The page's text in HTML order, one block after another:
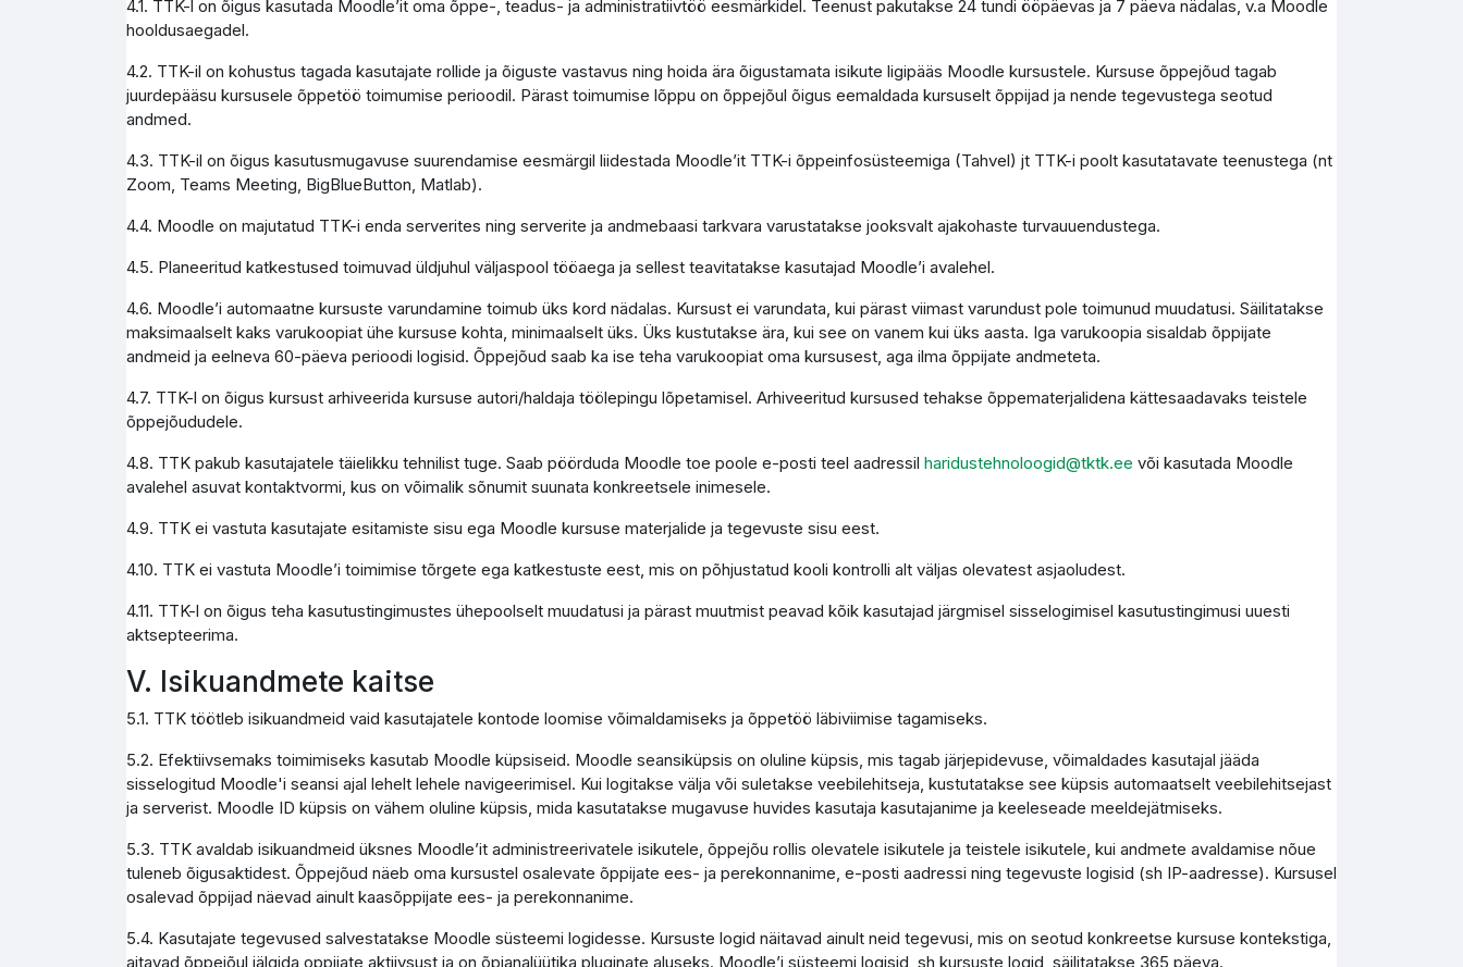
4.1. TTK-l on õigus kasutada Moodle’it oma õppe-, teadus- ja administratiivtöö eesmärkidel. Teenust pakutakse 24 tundi ööpäevas ja 7 päeva nädalas, v.a Moodle
hooldusaegadel.
4.2. TTK-il on kohustus tagada kasutajate rollide ja õiguste vastavus ning hoida ära õigustamata isikute ligipääs Moodle kursustele. Kursuse õppejõud tagab
juurdepääsu kursusele õppetöö toimumise perioodil. Pärast toimumise lõppu on õppejõul õigus eemaldada kursuselt õppijad ja nende tegevustega seotud
andmed.
4.3. TTK-il on õigus kasutusmugavuse suurendamise eesmärgil liidestada Moodle’it TTK-i õppeinfosüsteemiga (Tahvel) jt TTK-i poolt kasutatavate teenustega (nt
Zoom, Teams Meeting, BigBlueButton, Matlab).
4.4. Moodle on majutatud TTK-i enda serverites ning serverite ja andmebaasi tarkvara varustatakse jooksvalt ajakohaste turvauuendustega.
4.5. Planeeritud katkestused toimuvad üldjuhul väljaspool tööaega ja sellest teavitatakse kasutajad Moodle’i avalehel.
4.6. Moodle’i automaatne kursuste varundamine toimub üks kord nädalas. Kursust ei varundata, kui pärast viimast varundust pole toimunud muudatusi. Säilitatakse
maksimaalselt kaks varukoopiat ühe kursuse kohta, minimaalselt üks. Üks kustutakse ära, kui see on vanem kui üks aasta. Iga varukoopia sisaldab õppijate
andmeid ja eelneva 60-päeva perioodi logisid. Õppejõud saab ka ise teha varukoopiat oma kursusest, aga ilma õppijate andmeteta.
4.7. TTK-l on õigus kursust arhiveerida kursuse autori/haldaja töölepingu lõpetamisel. Arhiveeritud kursused tehakse õppematerjalidena kättesaadavaks teistele
õppejõududele.
4.8. TTK pakub kasutajatele täielikku tehnilist tuge. Saab pöörduda Moodle toe poole e-posti teel aadressil haridustehnoloogid@tktk.ee või kasutada Moodle
avalehel asuvat kontaktvormi, kus on võimalik sõnumit suunata konkreetsele inimesele.
4.9. TTK ei vastuta kasutajate esitamiste sisu ega Moodle kursuse materjalide ja tegevuste sisu eest.
4.10. TTK ei vastuta Moodle’i toimimise tõrgete ega katkestuste eest, mis on põhjustatud kooli kontrolli alt väljas olevatest asjaoludest.
4.11. TTK-l on õigus teha kasutustingimustes ühepoolselt muudatusi ja pärast muutmist peavad kõik kasutajad järgmisel sisselogimisel kasutustingimusi uuesti
aktsepteerima.
V. Isikuandmete kaitse
5.1. TTK töötleb isikuandmeid vaid kasutajatele kontode loomise võimaldamiseks ja õppetöö läbiviimise tagamiseks.
5.2. Efektiivsemaks toimimiseks kasutab Moodle küpsiseid. Moodle seansiküpsis on oluline küpsis, mis tagab järjepidevuse, võimaldades kasutajal jääda
sisselogitud Moodle'i seansi ajal lehelt lehele navigeerimisel. Kui logitakse välja või suletakse veebilehitseja, kustutatakse see küpsis automaatselt veebilehitsejast
ja serverist. Moodle ID küpsis on vähem oluline küpsis, mida kasutatakse mugavuse huvides kasutaja kasutajanime ja keeleseade meeldejätmiseks.
5.3. TTK avaldab isikuandmeid üksnes Moodle’it administreerivatele isikutele, õppejõu rollis olevatele isikutele ja teistele isikutele, kui andmete avaldamise nõue
tuleneb õigusaktidest. Õppejõud näeb oma kursustel osalevate õppijate ees- ja perekonnanime, e-posti aadressi ning tegevuste logisid (sh IP-aadresse). Kursusel
osalevad õppijad näevad ainult kaasõppijate ees- ja perekonnanime.
5.4. Kasutajate tegevused salvestatakse Moodle süsteemi logidesse. Kursuste logid näitavad ainult neid tegevusi, mis on seotud konkreetse kursuse kontekstiga,
aitavad õppejõul jälgida oppijate aktiivsust ja on õpianalüütika pluginate aluseks. Moodle’i süsteemi logisid, sh kursuste logid, säilitatakse 365 päeva.